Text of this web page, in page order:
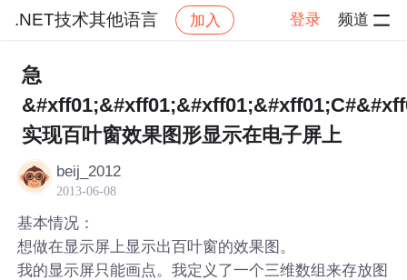
.NET技术其他语言 加入 登录 频道
社区
急
实现百叶窗效果图形显示在电子屏上
beij_2012
2013-06-08
基本情况：
想做在显示屏上显示出百叶窗的效果图。
我的显示屏只能画点。我定义了一个三维数组来存放图